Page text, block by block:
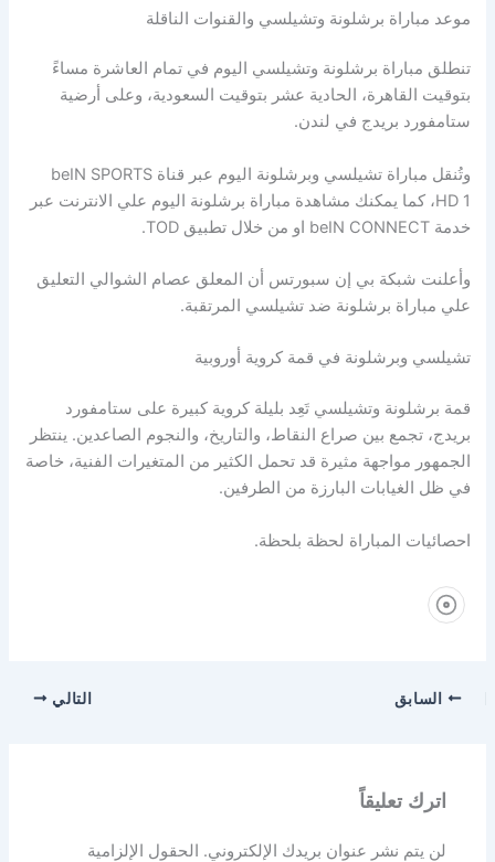
موعد مباراة برشلونة وتشيلسي والقنوات الناقلة
تنطلق مباراة برشلونة وتشيلسي اليوم في تمام العاشرة مساءً
بتوقيت القاهرة، الحادية عشر بتوقيت السعودية، وعلى أرضية
ستامفورد بريدج في لندن.
وتُنقل مباراة تشيلسي وبرشلونة اليوم عبر قناة beIN SPORTS
HD 1، كما يمكنك مشاهدة مباراة برشلونة اليوم علي الانترنت عبر
خدمة beIN CONNECT او من خلال تطبيق TOD.
وأعلنت شبكة بي إن سبورتس أن المعلق عصام الشوالي التعليق
علي مباراة برشلونة ضد تشيلسي المرتقبة.
تشيلسي وبرشلونة في قمة كروية أوروبية
قمة برشلونة وتشيلسي تَعِد بليلة كروية كبيرة على ستامفورد
بريدج، تجمع بين صراع النقاط، والتاريخ، والنجوم الصاعدين. ينتظر
الجمهور مواجهة مثيرة قد تحمل الكثير من المتغيرات الفنية، خاصة
في ظل الغيابات البارزة من الطرفين.
احصائيات المباراة لحظة بلحظة.
السابق التالي
اترك تعليقاً
لن يتم نشر عنوان بريدك الإلكتروني. الحقول الإلزامية